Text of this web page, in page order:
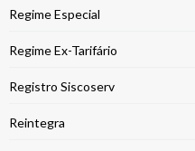
Regime Especial
Regime Ex-Tarifário
Registro Siscoserv
Reintegra